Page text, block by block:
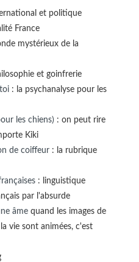
et politique
France
mystérieux de la
et goinfrerie
: la psychanalyse pour les
les chiens): on peut rire
Kiki
de coiffeur: la rubrique
: linguistique
par l'absurde
âmequand les images de
vie sont animées, c'est